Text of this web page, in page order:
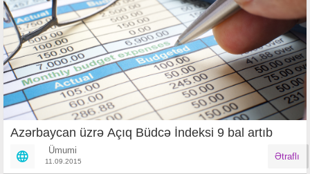
Azərbaycan üzrə Açıq Büdcə İndeksi 9 bal artıb
Ümumi
11.09.2015 Ətraflı